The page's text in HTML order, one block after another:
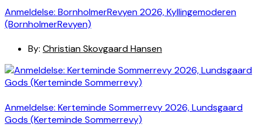
Anmeldelse: BornholmerRevyen 2026, Kyllingemoderen
(BornholmerRevyen)
By: Christian Skovgaard Hansen
Anmeldelse: Kerteminde Sommerrevy 2026, Lundsgaard
Gods (Kerteminde Sommerrevy)